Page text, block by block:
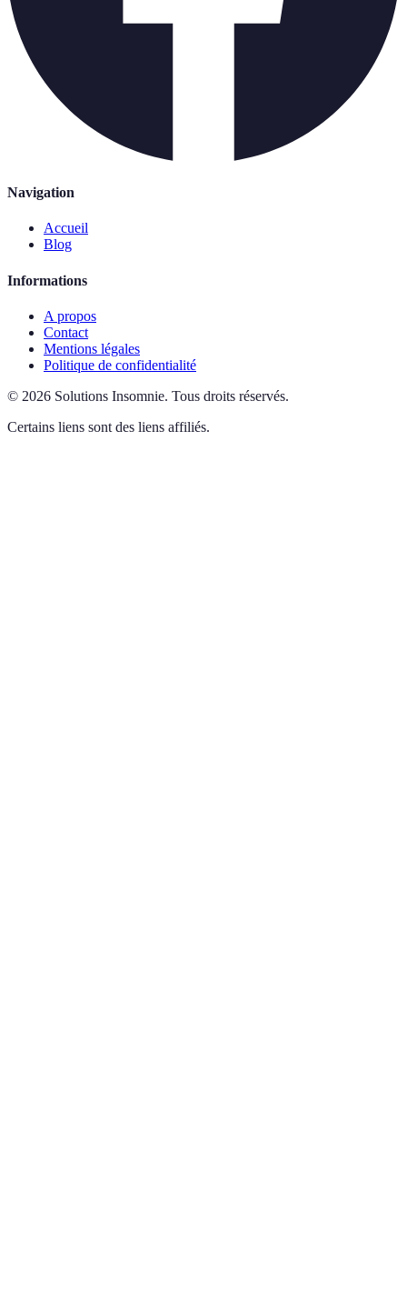
Navigation
Accueil
Blog
Informations
A propos
Contact
Mentions légales
Politique de confidentialité
© 2026 Solutions Insomnie. Tous droits réservés.
Certains liens sont des liens affiliés.